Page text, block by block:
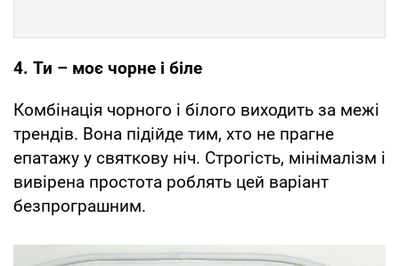
4. Ти – моє чорне і біле
Комбінація чорного і білого виходить за межі
трендів. Вона підійде тим, хто не прагне
епатажу у святкову ніч. Строгість, мінімалізм і
вивірена простота роблять цей варіант
безпрограшним.